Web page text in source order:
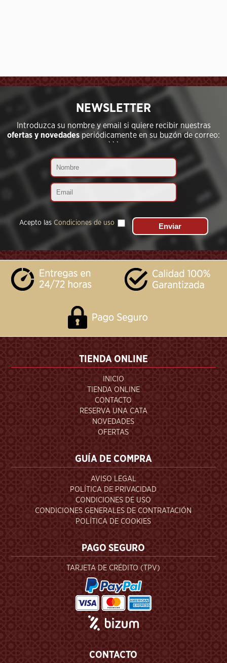
```
NEWSLETTER
Introduzca su nombre y email si quiere recibir nuestras
ofertas y novedades periódicamente en su buzón de correo:
```
Acepto las Condiciones de uso
```
TIENDA ONLINE
INICIO
TIENDA ONLINE
CONTACTO
RESERVA UNA CATA
NOVEDADES
OFERTAS
GUÍA DE COMPRA
AVISO LEGAL
POLÍTICA DE PRIVACIDAD
CONDICIONES DE USO
CONDICIONES GENERALES DE CONTRATACIÓN
POLÍTICA DE COOKIES
PAGO SEGURO
TARJETA DE CRÉDITO (TPV)
CONTACTO